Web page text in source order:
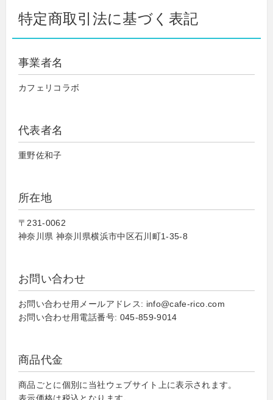
特定商取引法に基づく表記
事業者名
カフェリコラボ
代表者名
重野佐和子
所在地
〒231-0062
神奈川県 神奈川県横浜市中区石川町1-35-8
お問い合わせ
お問い合わせ用メールアドレス: info@cafe-rico.com
お問い合わせ用電話番号: 045-859-9014
商品代金
商品ごとに個別に当社ウェブサイト上に表示されます。